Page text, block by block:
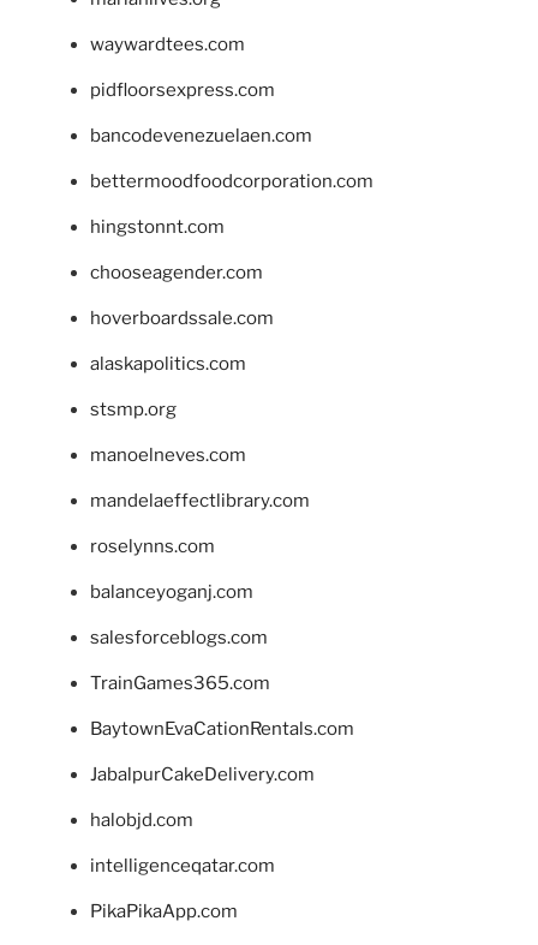
waywardtees.com
pidfloorsexpress.com
bancodevenezuelaen.com
bettermoodfoodcorporation.com
hingstonnt.com
chooseagender.com
hoverboardssale.com
alaskapolitics.com
stsmp.org
manoelneves.com
mandelaeffectlibrary.com
roselynns.com
balanceyoganj.com
salesforceblogs.com
TrainGames365.com
BaytownEvaCationRentals.com
JabalpurCakeDelivery.com
halobjd.com
intelligenceqatar.com
PikaPikaApp.com